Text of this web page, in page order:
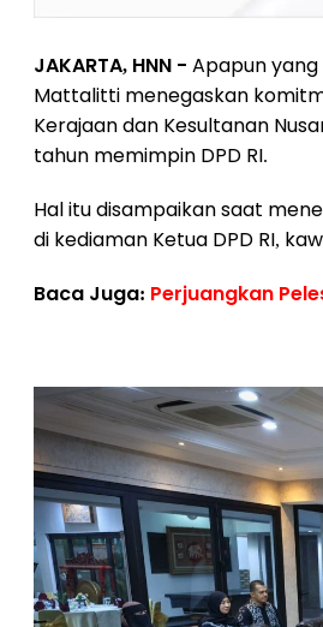
JAKARTA, HNN - Apapun yang
Mattalitti menegaskan
Kerajaan dan Kesultanan
tahun memimpin DPD RI.
Hal itu disampaikan saat
di kediaman Ketua DPD RI,
Baca Juga: Perjuangkan